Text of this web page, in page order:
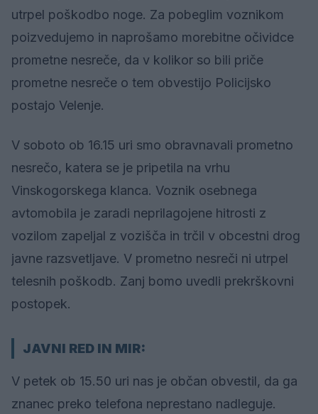
utrpel poškodbo noge. Za pobeglim voznikom
poizvedujemo in naprošamo morebitne očividce
prometne nesreče, da v kolikor so bili priče
prometne nesreče o tem obvestijo Policijsko
postajo Velenje.
V soboto ob 16.15 uri smo obravnavali prometno
nesrečo, katera se je pripetila na vrhu
Vinskogorskega klanca. Voznik osebnega
avtomobila je zaradi neprilagojene hitrosti z
vozilom zapeljal z vozišča in trčil v obcestni drog
javne razsvetljave. V prometno nesreči ni utrpel
telesnih poškodb. Zanj bomo uvedli prekrškovni
postopek.
JAVNI RED IN MIR:
V petek ob 15.50 uri nas je občan obvestil, da ga
znanec preko telefona neprestano nadleguje.